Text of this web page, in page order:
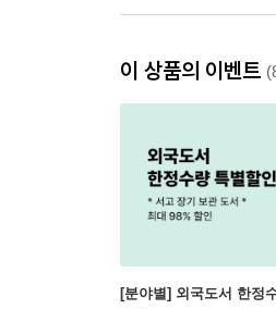
이 상품의 이벤트
[분야별] 외국도서 한정